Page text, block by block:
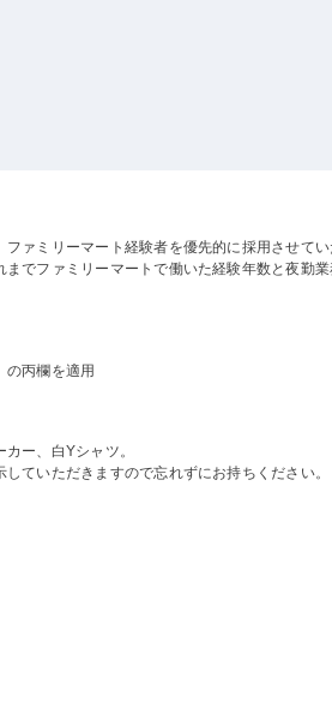
ファミリーマート経験者を優先的に採用させて
までファミリーマートで働いた経験年数と夜勤
の丙欄を適用
ー、白Yシャツ。
ていただきますので忘れずにお持ちください。